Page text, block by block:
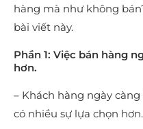
hàng mà như không
bài viết này.
Phần 1: Việc bán hàng
hơn.
– Khách hàng ngày
có nhiều sự lựa chọn hơn.